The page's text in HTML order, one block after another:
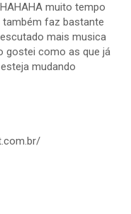
muito tempo
faz bastante
mais musica
gostei como as que já
mudando